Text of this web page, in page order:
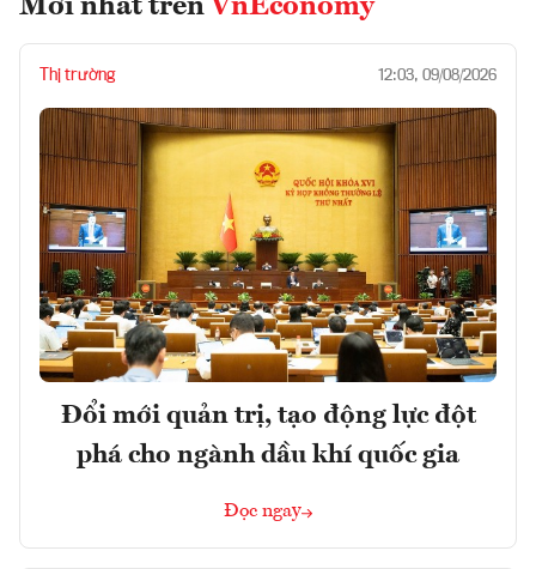
Mới nhất trên VnEconomy
Thị trường 12:03, 09/08/2026
Đổi mới quản trị, tạo động lực đột
phá cho ngành dầu khí quốc gia
Đọc ngay